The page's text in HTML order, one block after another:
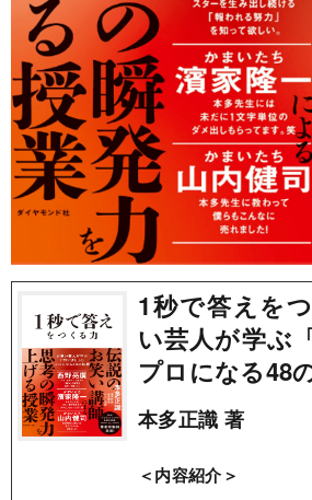
1秒で答えを
い芸人が学ぶ
プロになる48
本多正識 著
＜内容紹介＞